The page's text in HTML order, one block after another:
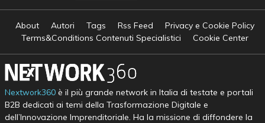
About Autori Tags Rss Feed
Privacy e Cookie Policy
Terms&Conditions Contenuti Specialistici
Cookie Center
Nextwork360è il più grande network in Italia di testate e portali
B2B dedicati ai temi della Trasformazione Digitale e
dell’Innovazione Imprenditoriale. Ha la missione di diffondere la